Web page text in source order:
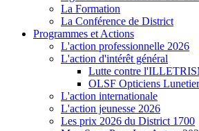
La Formation
La Conférence de District
Programmes et Actions
L'action professionnelle 2026
L'action d'intérêt général
Lutte contre
OLSF Opticiens
L'action internationale
L'action jeunesse 2026
Les prix 2026 du District 1700